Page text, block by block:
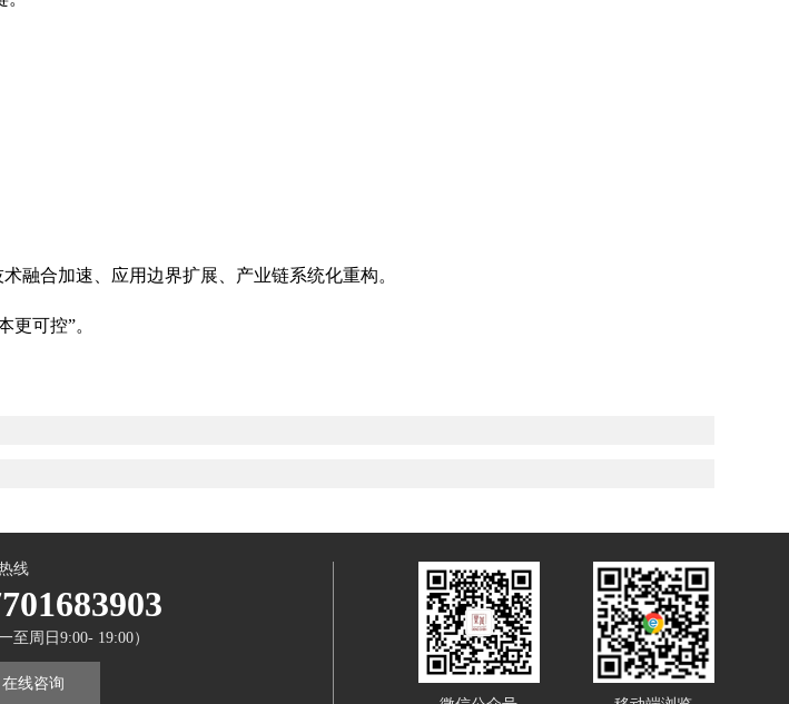
融合加速、应用边界扩展、产业链系统化重构。
更可控”。
线
至周日9:00- 19:00）
在线咨询